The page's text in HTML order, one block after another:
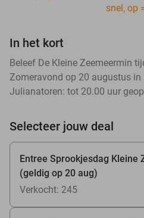
snel, op
In het kort
Beleef De Kleine Zeemeermin
Zomeravond op 20 augustus in
Julianatoren: tot 20.00 uur
Selecteer jouw deal
Entree Sprookjesdag Kleine
(geldig op 20 aug)
Verkocht: 245